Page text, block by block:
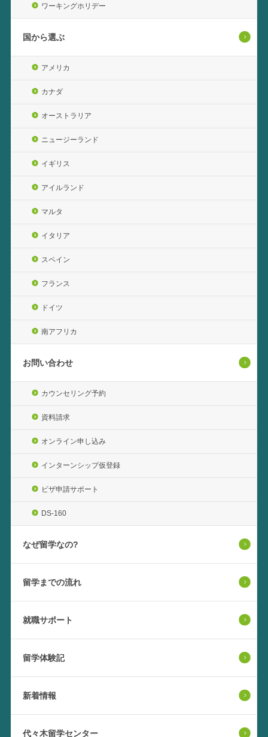
ワーキングホリデー
国から選ぶ
アメリカ
カナダ
オーストラリア
ニュージーランド
イギリス
アイルランド
マルタ
イタリア
スペイン
フランス
ドイツ
南アフリカ
お問い合わせ
カウンセリング予約
資料請求
オンライン申し込み
インターンシップ仮登録
ビザ申請サポート
DS-160
なぜ留学なの?
留学までの流れ
就職サポート
留学体験記
新着情報
代々木留学センター